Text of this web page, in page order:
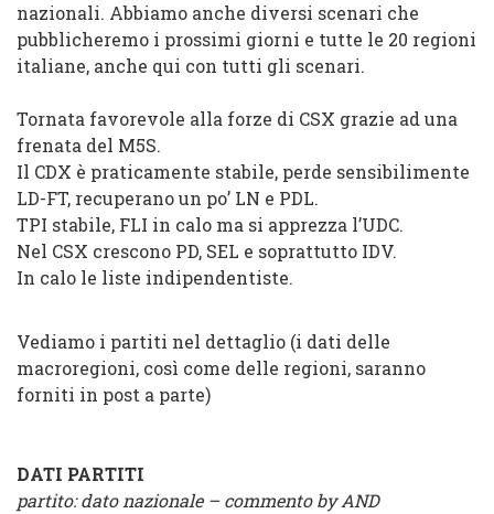
nazionali. Abbiamo anche diversi scenari che
pubblicheremo i prossimi giorni e tutte le 20 regioni
italiane, anche qui con tutti gli scenari.
Tornata favorevole alla forze di CSX grazie ad una
frenata del M5S.
Il CDX è praticamente stabile, perde sensibilimente
LD-FT, recuperano un po’ LN e PDL.
TPI stabile, FLI in calo ma si apprezza l’UDC.
Nel CSX crescono PD, SEL e soprattutto IDV.
In calo le liste indipendentiste.
Vediamo i partiti nel dettaglio (i dati delle
macroregioni, così come delle regioni, saranno
forniti in post a parte)
DATI PARTITI
partito: dato nazionale – commento by AND